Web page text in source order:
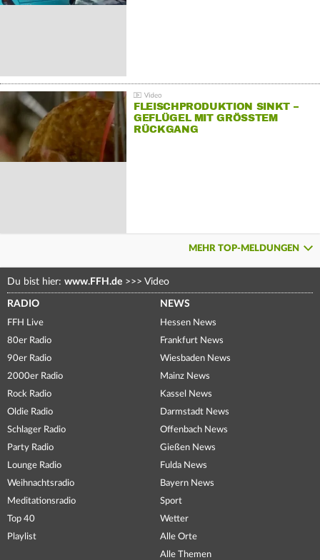
FLEISCHPRODUKTION SINKT –
GEFLÜGEL MIT GRÖSSTEM R
ÜCKGANG
MEHR TOP-MELDUNGEN
Du bist hier: www.FFH.de >>> Video
RADIO
FFH Live
80er Radio
90er Radio
2000er Radio
Rock Radio
Oldie Radio
Schlager Radio
Party Radio
Lounge Radio
Weihnachtsradio
Meditationsradio
Top 40
Playlist
NEWS
Hessen News
Frankfurt News
Wiesbaden News
Mainz News
Kassel News
Darmstadt News
Offenbach News
Gießen News
Fulda News
Bayern News
Sport
Wetter
Alle Orte
Alle Themen